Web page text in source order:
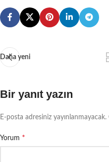
Daha yeni
Bir yanıt yazın
E-posta adresiniz yayınlanmayacak.
Yorum *